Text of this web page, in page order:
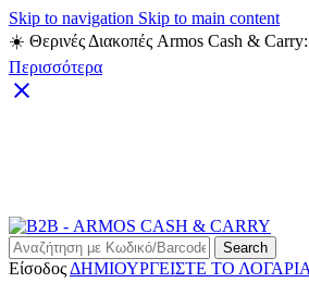
Skip to navigation Skip to main content
☀️ Θερινές Διακοπές Armos Cash & Carry:
Περισσότερα
Search
Είσοδος ΔΗΜΙΟΥΡΓΕΙΣΤΕ ΤΟ